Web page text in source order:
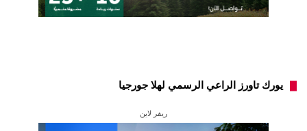
يورك تاورز الراعي الرسمي لهلا جورجيا
ريفر لاين